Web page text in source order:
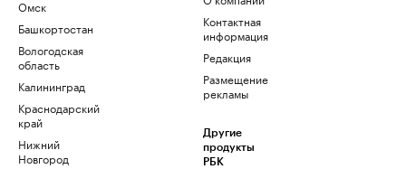
Омск
Башкортостан
Вологодская
область
Калининград
Краснодарский
край
Нижний
Новгород
Контактная
информация
Редакция
Размещение
рекламы
Другие
продукты
РБК